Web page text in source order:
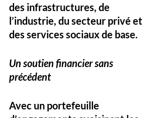
des infrastructures, de
l’industrie, du secteur privé et
des services sociaux de base.
Un soutien financier sans
précédent
Avec un portefeuille